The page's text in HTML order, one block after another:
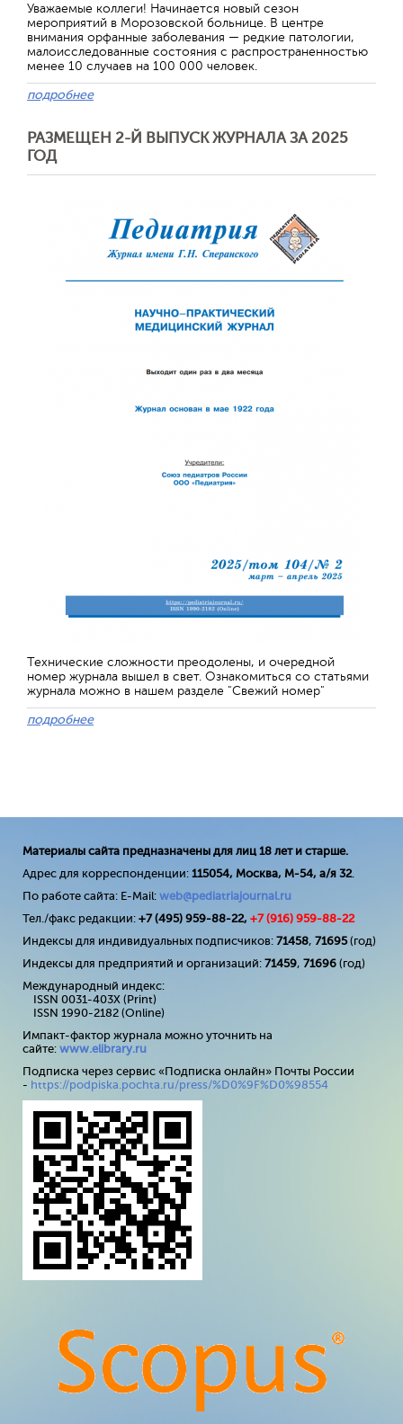
Уважаемые коллеги! Начинается новый сезон
мероприятий в Морозовской больнице. В центре
внимания орфанные заболевания — редкие патологии,
малоисследованные состояния с распространенностью
менее 10 случаев на 100 000 человек.
подробнее
РАЗМЕЩЕН 2-Й ВЫПУСК ЖУРНАЛА ЗА 2025
ГОД
Технические сложности преодолены, и очередной
номер журнала вышел в свет. Ознакомиться со статьями
журнала можно в нашем разделе "Свежий номер"
подробнее
Материалы сайта предназначены для лиц 18 лет и старше.
Адрес для корреспонденции: 115054, Москва, М-54, а/я 32.
По работе сайта: E-Mail: web@pediatriajournal.ru
Тел./факс редакции: +7 (495) 959-88-22, +7 (916) 959-88-22
Индексы для индивидуальных подписчиков: 71458, 71695(год)
Индексы для предприятий и организаций: 71459, 71696 (год)
Международный индекс:
ISSN 0031-403X (Print)
ISSN 1990-2182 (Online)
Импакт-фактор журнала можно уточнить на
сайте: www.elibrary.ru
Подписка через сервис «Подписка онлайн» Почты России
- https://podpiska.pochta.ru/press/%D0%9F%D0%98554